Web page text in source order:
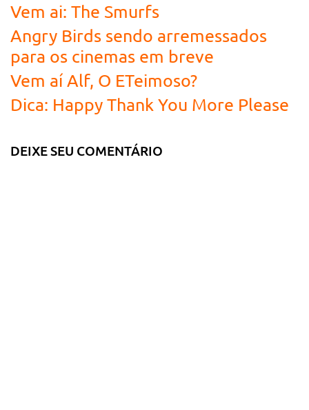
Vem ai: The Smurfs
Angry Birds sendo arremessados
para os cinemas em breve
Vem aí Alf, O ETeimoso?
Dica: Happy Thank You More Please
DEIXE SEU COMENTÁRIO